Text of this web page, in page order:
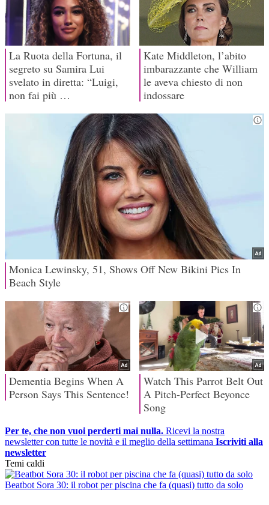
Per te, che non vuoi perderti mai nulla. Ricevi la nostra
newsletter con tutte le novità e il meglio della settimana Iscriviti alla
newsletter
Temi caldi
Beatbot Sora 30: il robot per piscina che fa (quasi) tutto da solo